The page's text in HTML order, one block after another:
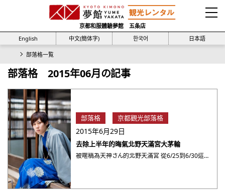
京都和服體驗夢館 五条店
English
中文(簡体字) 한국어 日本語
部落格一覧
部落格 2015年06月の記事
部落格 京都觀光部落格
2015年6月29日
去除上半年的晦氣北野天滿宮大茅輪
被暱稱為天神さん的北野天滿宮 從6/25到6/30這段期間,特別擺出大茅輪, 一般在6/30這天許多神社都會有 ・・・